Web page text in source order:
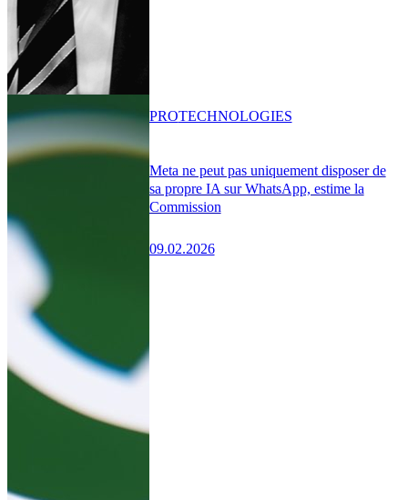
Meta ne peut pas uniquement disposer de
sa propre IA sur WhatsApp, estime la
Commission
09.02.2026
PROTECHNOLOGIES